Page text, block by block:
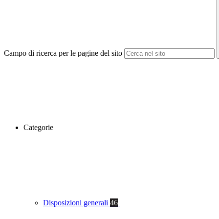
Campo di ricerca per le pagine del sito
Categorie
Disposizioni generali 46